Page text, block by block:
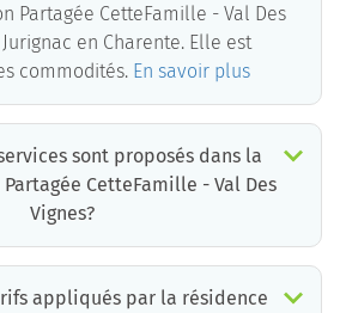
Partagée CetteFamille - Val Des
en Charente. Elle est
commodités. En savoir plus
sont proposés dans la
CetteFamille - Val Des
Vignes?
appliqués par la résidence